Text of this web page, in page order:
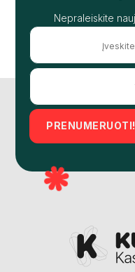
Nepraleiskite
PRENUMERUOTI!